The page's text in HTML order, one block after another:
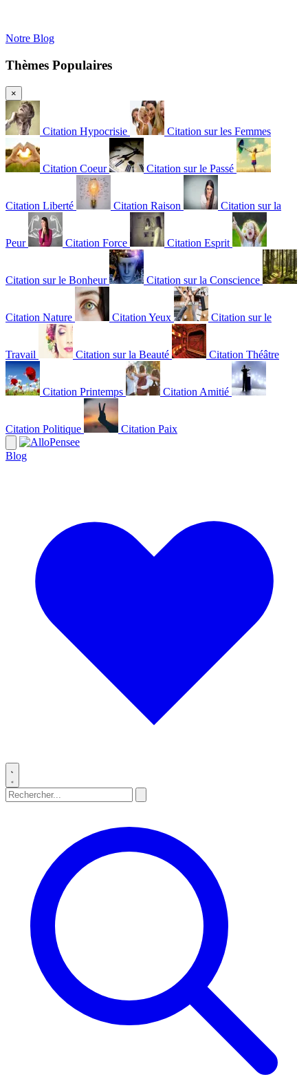
Notre Blog
Thèmes Populaires
×
Citation Hypocrisie Citation sur les Femmes
Citation Coeur Citation sur le Passé
Citation Liberté Citation Raison Citation sur la
Peur Citation Force Citation Esprit
Citation sur le Bonheur Citation sur la Conscience
Citation Nature Citation Yeux Citation sur le
Travail Citation sur la Beauté Citation Théâtre
Citation Printemps Citation Amitié
Citation Politique Citation Paix
Blog